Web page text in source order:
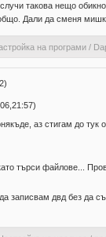
такова нещо
Дали да сменя
на програми/
аз стигам до тук
търси файлове...
записвам двд без да